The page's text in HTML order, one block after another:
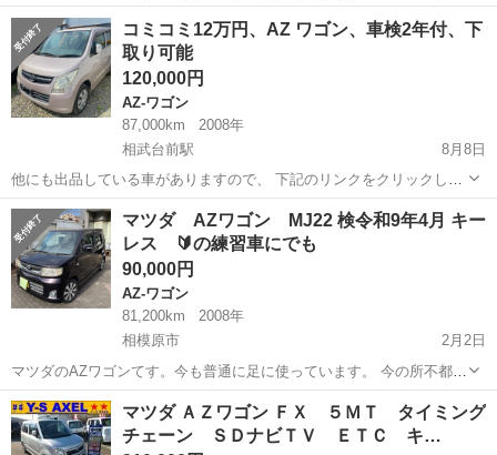
AZ-ワゴン ２WD FX-Sスペシャル⭐️ 🔻【0066-9711-146606】🔻
こちらカーセンサーの無料電話になりますのでジモティ...
神奈川 相模原市 AZ-ワゴン
コミコミ12万円、AZ ワゴン、車検2年付、下
取り可能
120,000円
AZ-ワゴン
87,000km
2008年
相武台前駅
8月8日
他にも出品している車がありますので、 下記のリンクをクリックして
みてください。 https://jmty.jp/profiles/51c5354114269e47c50000fe 最
後まで連絡...
神奈川 相模原市 相武台前駅 AZ-ワゴン ワゴン
マツダ AZワゴン MJ22 検令和9年4月 キー
レス 🔰の練習車にでも
90,000円
AZ-ワゴン
81,200km
2008年
相模原市
2月2日
マツダのAZワゴンてす。今も普通に足に使っています。 今の所不都合
などはありません。 車検は令和9年の4月まであります。 走行距離は
81200kmです(たまになりますの多少伸びます) 前のボンネットの所に
細かいクリア...
神奈川 相模原市 AZ-ワゴン
マツダ ＡＺワゴン ＦＸ ５ＭＴ タイミング
チェーン ＳＤナビＴＶ ＥＴＣ キ…